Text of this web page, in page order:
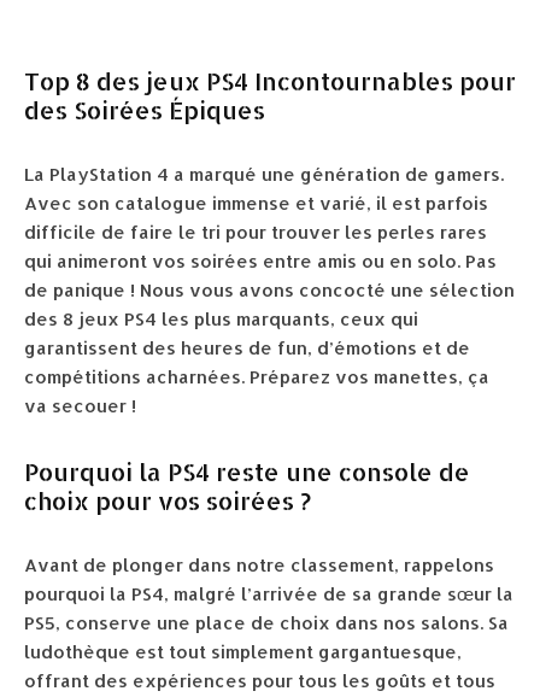
Top 8 des jeux PS4 Incontournables pour
des Soirées Épiques
La PlayStation 4 a marqué une génération de gamers.
Avec son catalogue immense et varié, il est parfois
difficile de faire le tri pour trouver les perles rares
qui animeront vos soirées entre amis ou en solo. Pas
de panique ! Nous vous avons concocté une sélection
des 8 jeux PS4 les plus marquants, ceux qui
garantissent des heures de fun, d’émotions et de
compétitions acharnées. Préparez vos manettes, ça
va secouer !
Pourquoi la PS4 reste une console de
choix pour vos soirées ?
Avant de plonger dans notre classement, rappelons
pourquoi la PS4, malgré l’arrivée de sa grande sœur la
PS5, conserve une place de choix dans nos salons. Sa
ludothèque est tout simplement gargantuesque,
offrant des expériences pour tous les goûts et tous